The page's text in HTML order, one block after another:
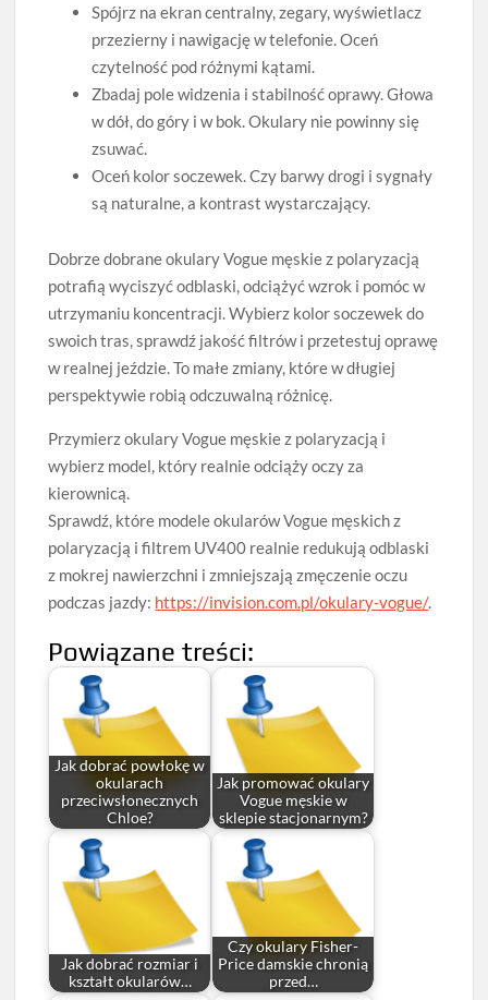
Spójrz na ekran centralny, zegary, wyświetlacz
przezierny i nawigację w telefonie. Oceń
czytelność pod różnymi kątami.
Zbadaj pole widzenia i stabilność oprawy. Głowa
w dół, do góry i w bok. Okulary nie powinny się
zsuwać.
Oceń kolor soczewek. Czy barwy drogi i sygnały
są naturalne, a kontrast wystarczający.
Dobrze dobrane okulary Vogue męskie z polaryzacją
potrafią wyciszyć odblaski, odciążyć wzrok i pomóc w
utrzymaniu koncentracji. Wybierz kolor soczewek do
swoich tras, sprawdź jakość filtrów i przetestuj oprawę
w realnej jeździe. To małe zmiany, które w długiej
perspektywie robią odczuwalną różnicę.
Przymierz okulary Vogue męskie z polaryzacją i
wybierz model, który realnie odciąży oczy za
kierownicą.
Sprawdź, które modele okularów Vogue męskich z
polaryzacją i filtrem UV400 realnie redukują odblaski
z mokrej nawierzchni i zmniejszają zmęczenie oczu
podczas jazdy: https://invision.com.pl/okulary-vogue/.
Powiązane treści:
Jak dobrać powłokę w
okularach
przeciwsłonecznych
Chloe?
Jak promować okulary
Vogue męskie w
sklepie stacjonarnym?
Jak dobrać rozmiar i
kształt okularów…
Czy okulary Fisher-
Price damskie chronią
przed…